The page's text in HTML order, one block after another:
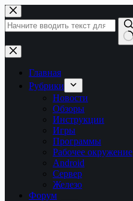
Перейти
к
сути
Ничего
не
найденоГлавная
Рубрики
Новости
Обзоры
Инструкции
Игры
Программы
Рабочее окружение
Android
Сервер
Железо
Форум